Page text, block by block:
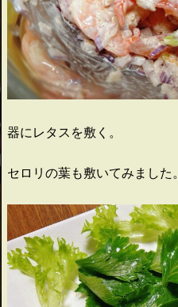
器にレタスを敷く。
セロリの葉も敷いてみました。